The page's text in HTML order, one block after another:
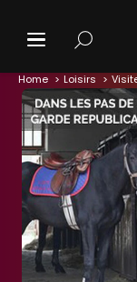
Home Loisirs